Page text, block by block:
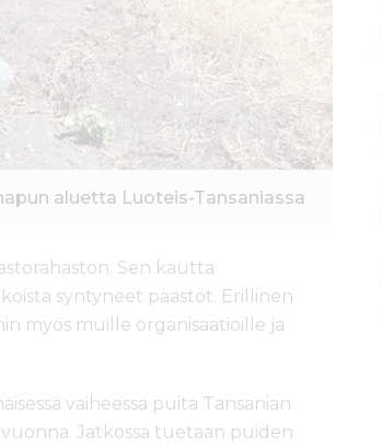
aluetta Luoteis-Tansaniassa
Sen kautta
syntyneet päästöt. Erillinen
myös muille organisaatioille ja
vaiheessa puita Tansanian
Jatkossa tuetaan puiden